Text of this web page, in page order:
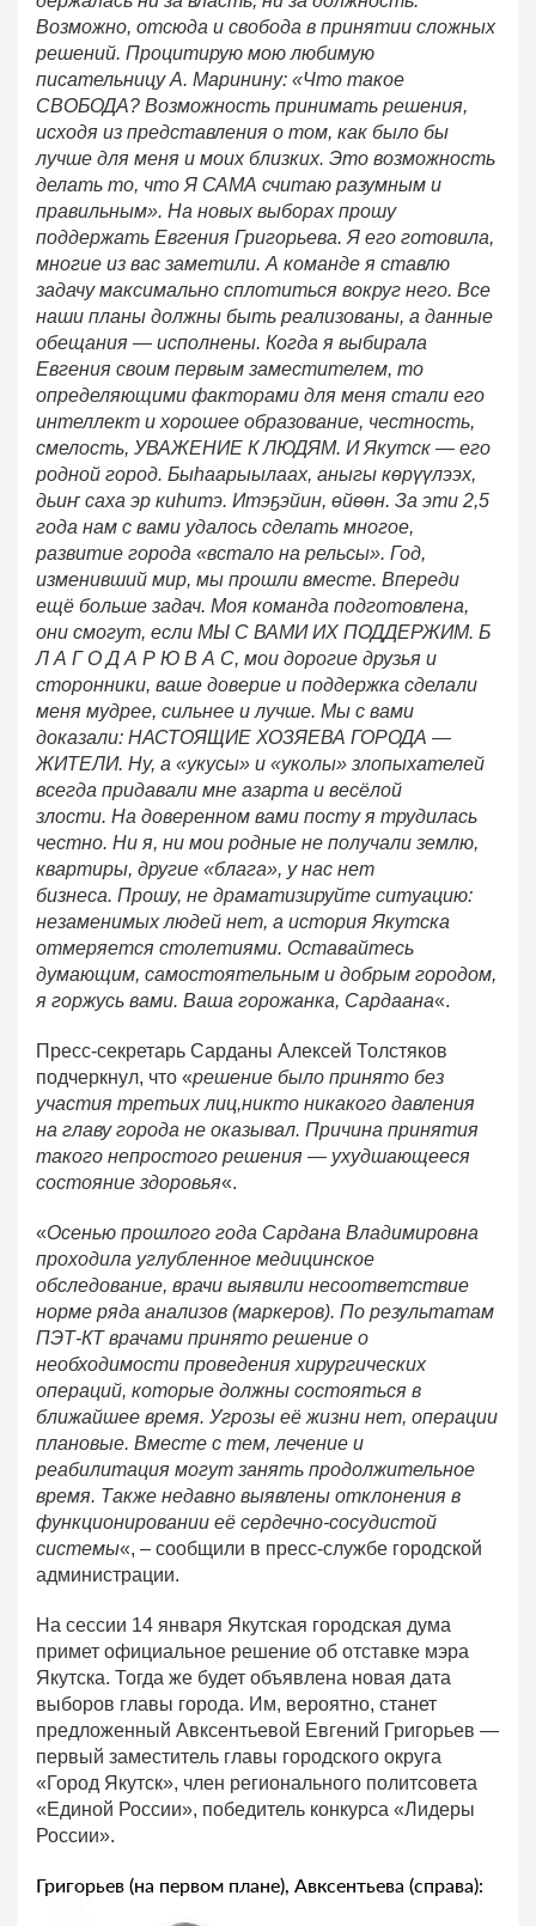
Возможно, отсюда и свобода в принятии сложных
решений. Процитирую мою любимую
писательницу А. Маринину: «Что такое
СВОБОДА? Возможность принимать решения,
исходя из представления о том, как было бы
лучше для меня и моих близких. Это возможность
делать то, что Я САМА считаю разумным и
правильным». На новых выборах прошу
поддержать Евгения Григорьева. Я его готовила,
многие из вас заметили. А команде я ставлю
задачу максимально сплотиться вокруг него. Все
наши планы должны быть реализованы, а данные
обещания — исполнены. Когда я выбирала
Евгения своим первым заместителем, то
определяющими факторами для меня стали его
интеллект и хорошее образование, честность,
смелость, УВАЖЕНИЕ К ЛЮДЯМ. И Якутск — его
родной город. Быһаарыылаах, аныгы көрүүлээх,
дьиҥ саха эр киһитэ. Итэҕэйин, өйөөн. За эти 2,5
года нам с вами удалось сделать многое,
развитие города «встало на рельсы». Год,
изменивший мир, мы прошли вместе. Впереди
ещё больше задач. Моя команда подготовлена,
они смогут, если МЫ С ВАМИ ИХ ПОДДЕРЖИМ. Б
Л А Г О Д А Р Ю В А С, мои дорогие друзья и
сторонники, ваше доверие и поддержка сделали
меня мудрее, сильнее и лучше. Мы с вами
доказали: НАСТОЯЩИЕ ХОЗЯЕВА ГОРОДА —
ЖИТЕЛИ. Ну, а «укусы» и «уколы» злопыхателей
всегда придавали мне азарта и весёлой
злости. На доверенном вами посту я трудилась
честно. Ни я, ни мои родные не получали землю,
квартиры, другие «блага», у нас нет
бизнеса. Прошу, не драматизируйте ситуацию:
незаменимых людей нет, а история Якутска
отмеряется столетиями. Оставайтесь
думающим, самостоятельным и добрым городом,
я горжусь вами. Ваша горожанка, Сардаана«.
Пресс-секретарь Сарданы Алексей Толстяков
подчеркнул, что «решение было принято без
участия третьих лиц,никто никакого давления
на главу города не оказывал. Причина принятия
такого непростого решения — ухудшающееся
состояние здоровья«.
«Осенью прошлого года Сардана Владимировна
проходила углубленное медицинское
обследование, врачи выявили несоответствие
норме ряда анализов (маркеров). По результатам
ПЭТ-КТ врачами принято решение о
необходимости проведения хирургических
операций, которые должны состояться в
ближайшее время. Угрозы её жизни нет, операции
плановые. Вместе с тем, лечение и
реабилитация могут занять продолжительное
время. Также недавно выявлены отклонения в
функционировании её сердечно-сосудистой
системы«, – сообщили в пресс-службе городской
администрации.
На сессии 14 января Якутская городская дума
примет официальное решение об отставке мэра
Якутска. Тогда же будет объявлена новая дата
выборов главы города. Им, вероятно, станет
предложенный Авксентьевой Евгений Григорьев —
первый заместитель главы городского округа
«Город Якутск», член регионального политсовета
«Единой России», победитель конкурса «Лидеры
России».
Григорьев (на первом плане), Авксентьева (справа):